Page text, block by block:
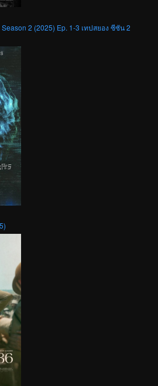
Season 2 (2025) Ep. 1-3 เทปสยอง ซีซัน 2